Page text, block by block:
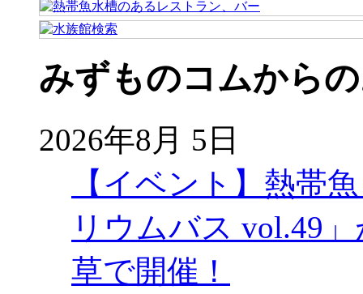
みずものコムから
2026年8月 5日
【イベント】熱帯
リウムバス vol.49
草で開催！